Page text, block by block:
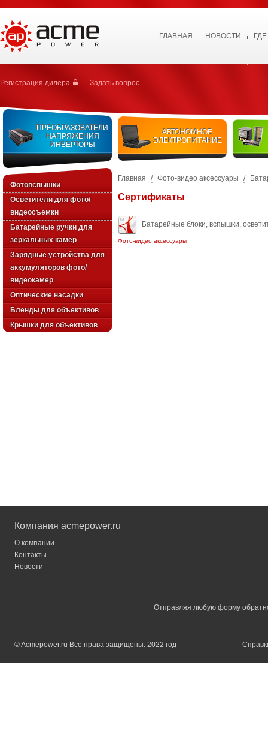
ГЛАВНАЯ НОВОСТИ
Регистрация дилера Задать вопрос
ПРЕОБРАЗОВАТЕЛИ
НАПРЯЖЕНИЯ
ИНВЕРТОРЫ
АВТОНОМНОЕ
ЭЛЕКТРОПИТАНИЕ
Фотовспышки
Осветители для фото/
видеосъемки
Батарейные ручки для
зеркальных камер
Зарядные устройства для
аккумуляторов фото/
видеокамер
Оптические насадки
Бленды для объективов
Крышки для объективов
Главная / Фото-видео аксессуары /
Сертификаты
Батарейные блоки, вспышки,
Фото-видео аксессуары
Компания acmepower.ru
О компании
Контакты
Новости
Отправляя любую форму
© Acmepower.ru Все права защищены. 2022 год